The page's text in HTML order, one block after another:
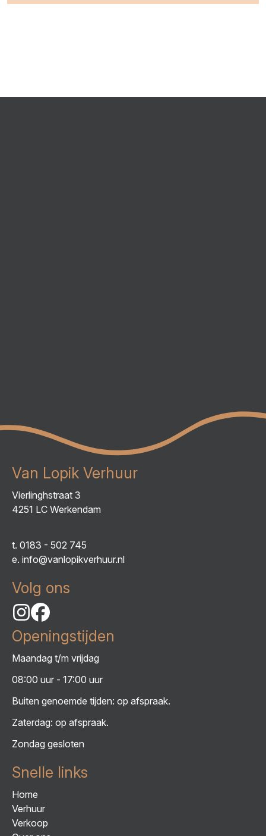
Van Lopik Verhuur
Vierlinghstraat 3
4251 LC Werkendam
t. 0183 - 502 745
e. info@vanlopikverhuur.nl
Volg ons
Openingstijden
Maandag t/m vrijdag
08:00 uur - 17:00 uur
Buiten genoemde tijden: op afspraak.
Zaterdag: op afspraak.
Zondag gesloten
Snelle links
Home
Verhuur
Verkoop